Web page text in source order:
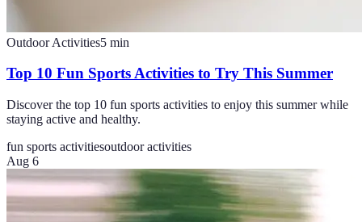
Outdoor Activities5 min
Top 10 Fun Sports Activities to Try This Summer
Discover the top 10 fun sports activities to enjoy this summer while
staying active and healthy.
fun sports activitiesoutdoor activities
Aug 6